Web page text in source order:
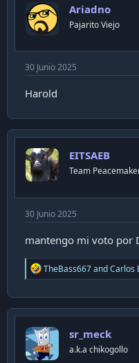
o
n
s
Ariadno
Pajarito Viejo
30 Junio 2025
Harold
EITSAEB
Team
30 Junio 2025
mantengo mi voto por
R
e
c
t
o
n
s
TheBass667andCarlos
sr_meck
a.k.a chikogollo